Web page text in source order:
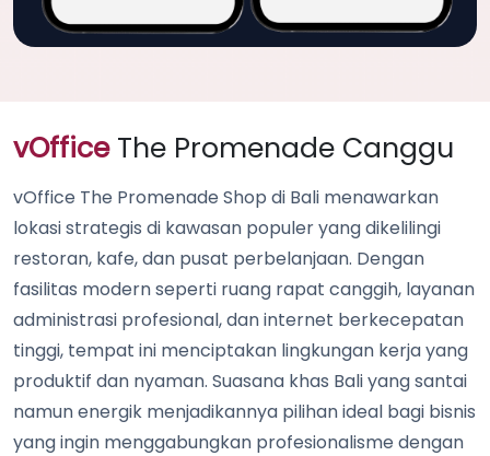
vOfficeThe Promenade Canggu
vOffice The Promenade Shop di Bali menawarkan
lokasi strategis di kawasan populer yang dikelilingi
restoran, kafe, dan pusat perbelanjaan. Dengan
fasilitas modern seperti ruang rapat canggih, layanan
administrasi profesional, dan internet berkecepatan
tinggi, tempat ini menciptakan lingkungan kerja yang
produktif dan nyaman. Suasana khas Bali yang santai
namun energik menjadikannya pilihan ideal bagi bisnis
yang ingin menggabungkan profesionalisme dengan